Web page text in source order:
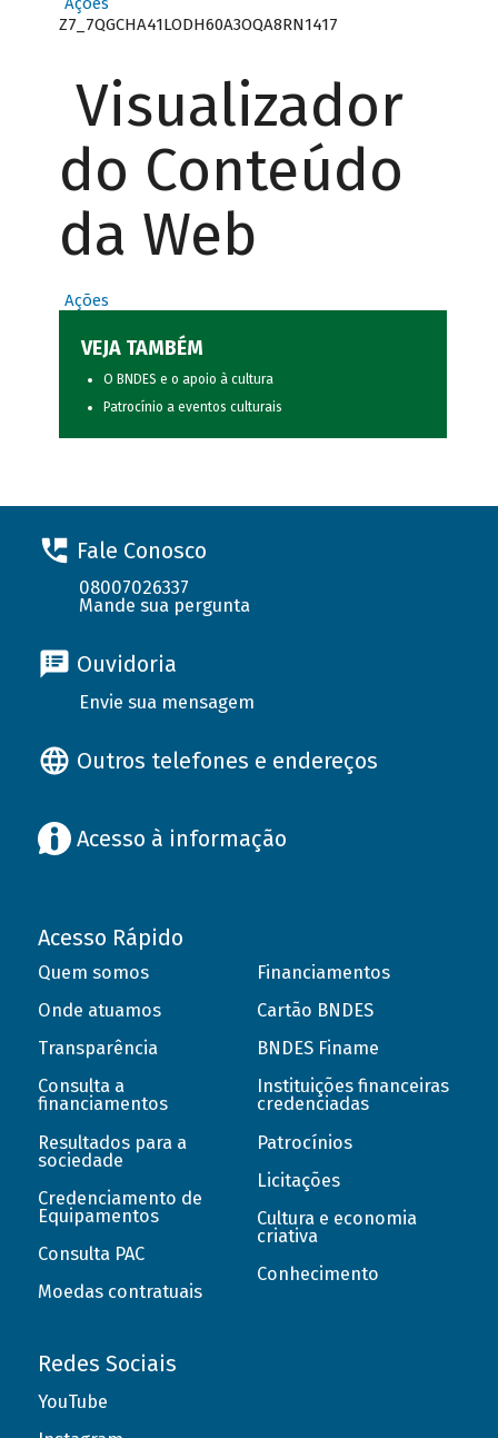
Z7_7QGCHA41LODH60A3OQA8RN1417
Visualizador
do Conteúdo
da Web
Ações
VEJA TAMBÉM
O BNDES e o apoio à cultura
Patrocínio a eventos culturais
Fale Conosco
08007026337
Mande sua pergunta
Ouvidoria
Envie sua mensagem
Outros telefones e endereços
Acesso à informação
Acesso Rápido
Quem somos
Onde atuamos
Transparência
Consulta a
financiamentos
Resultados para a
sociedade
Credenciamento de
Equipamentos
Consulta PAC
Moedas contratuais
Financiamentos
Cartão BNDES
BNDES Finame
Instituições financeiras
credenciadas
Patrocínios
Licitações
Cultura e economia
criativa
Conhecimento
Redes Sociais
YouTube